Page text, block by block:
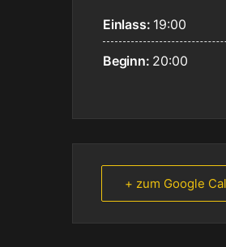
Einlass: 19:00
Beginn: 20:00
+ zum Google